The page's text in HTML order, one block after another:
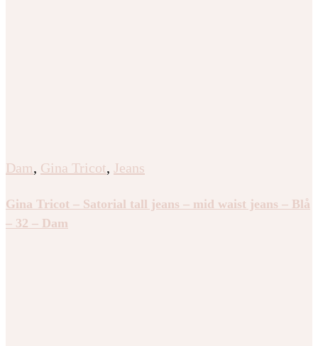
Dam, Gina Tricot, Jeans
Gina Tricot – Satorial tall jeans – mid waist jeans – Blå
– 32 – Dam